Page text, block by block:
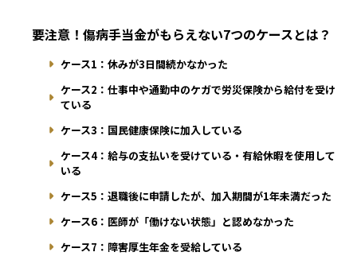
要注意！傷病手当金がもらえない7つのケースとは？
ケース1：休みが3日間続かなかった
ケース2：仕事中や通勤中のケガで労災保険から給付を受け
ている
ケース3：国民健康保険に加入している
ケース4：給与の支払いを受けている・有給休暇を使用して
いる
ケース5：退職後に申請したが、加入期間が1年未満だった
ケース6：医師が「働けない状態」と認めなかった
ケース7：障害厚生年金を受給している